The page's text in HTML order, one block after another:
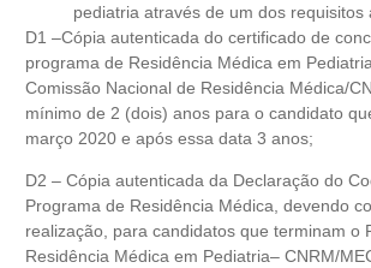
pediatria através de um dos requisitos
D1 –Cópia autenticada do certificado de
programa de Residência Médica em
Comissão Nacional de Residência Médica/
mínimo de 2 (dois) anos para o candidato
março 2020 e após essa data 3 anos;
D2 – Cópia autenticada da Declaração do
Programa de Residência Médica, devendo
realização, para candidatos que terminam o
Residência Médica em Pediatria– CNRM/